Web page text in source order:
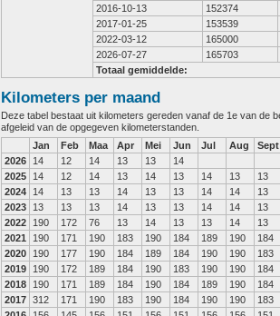
2016-10-13
152374
2017-01-25
153539
2022-03-12
165000
2026-07-27
165703
Totaal gemiddelde:
Kilometers per maand
Deze tabel bestaat uit kilometers gereden vanaf de 1e van de
afgeleid van de opgegeven kilometerstanden.
Jan
Feb Maa Apr Mei Jun Jul Aug Sept
2026
14 12 14 13 13
14
2025
14 12 14 13 14 13 14 13 13
2024
14 13 13 14 13 13 14 14 13
2023
13 13 13 14 13 13 14 14 13
2022
190 172 76 13 14 13 13 14 13
2021
190 171 190 183 190 184 189 190 184
2020
190 177 190 184 189 184 190 190 183
2019
190 172 189 184 190 183 190 190 184
2018
190 171 189 184 190 184 189 190 184
2017 312 171 190 183 190 184 190 190 183